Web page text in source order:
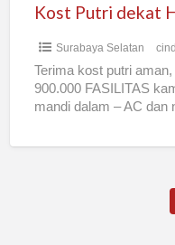
Surabaya Selatan
Terima kost putri
900.000 FASILITAS
mandi dalam – AC dan